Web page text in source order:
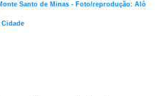
Santo de Minas - Foto/reprodução: Alô